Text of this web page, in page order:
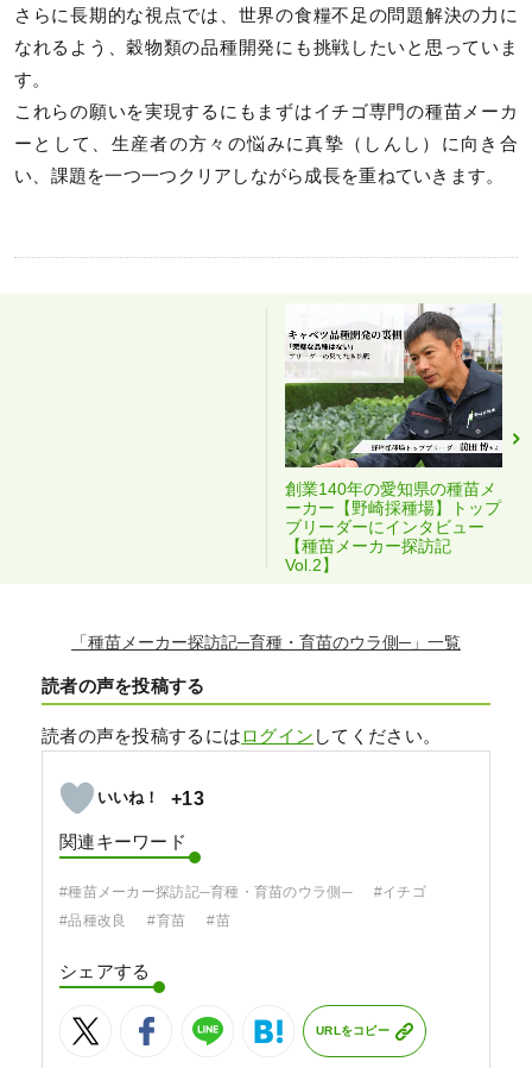
さらに長期的な視点では、世界の食糧不足の問題解決の力に
なれるよう、穀物類の品種開発にも挑戦したいと思っていま
す。
これらの願いを実現するにもまずはイチゴ専門の種苗メーカ
ーとして、生産者の方々の悩みに真摯（しんし）に向き合
い、課題を一つ一つクリアしながら成長を重ねていきます。
創業140年の愛知県の種苗メ
ーカー【野崎採種場】トップ
ブリーダーにインタビュー
【種苗メーカー探訪記
Vol.2】
「種苗メーカー探訪記─育種・育苗のウラ側─」
読者の声を投稿する
読者の声を投稿するにはログイン してください。
+13
関連キーワード
#種苗メーカー探訪記─育種・育苗のウラ側─
#イチゴ
#品種改良
#育苗 #苗
シェアする
URLをコピー